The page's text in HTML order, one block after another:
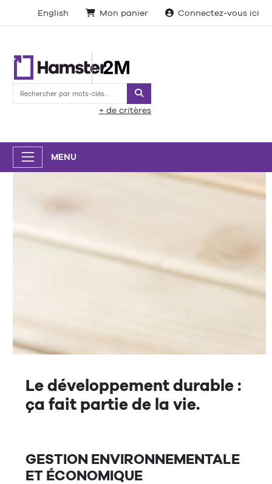
English Mon panier Connectez-vous ici
Rechercher
+ de critères
MENU
Le développement durable :
ça fait partie de la vie.
GESTION ENVIRONNEMENTALE
ET ÉCONOMIQUE